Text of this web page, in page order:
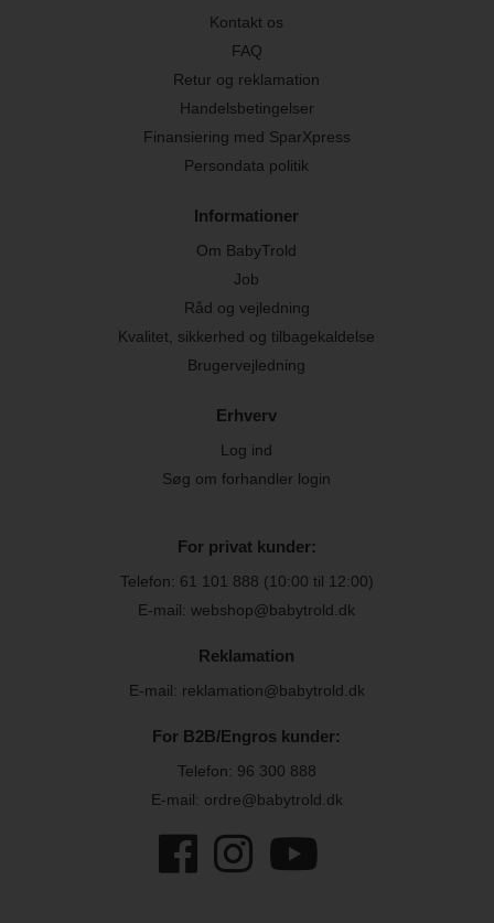
Kontakt os
FAQ
Retur og reklamation
Handelsbetingelser
Finansiering med SparXpress
Persondata politik
Informationer
Om BabyTrold
Job
Råd og vejledning
Kvalitet, sikkerhed og tilbagekaldelse
Brugervejledning
Erhverv
Log ind
Søg om forhandler login
For privat kunder:
Telefon: 61 101 888 (10:00 til 12:00)
E-mail: webshop@babytrold.dk
Reklamation
E-mail: reklamation@babytrold.dk
For B2B/Engros kunder:
Telefon: 96 300 888
E-mail: ordre@babytrold.dk